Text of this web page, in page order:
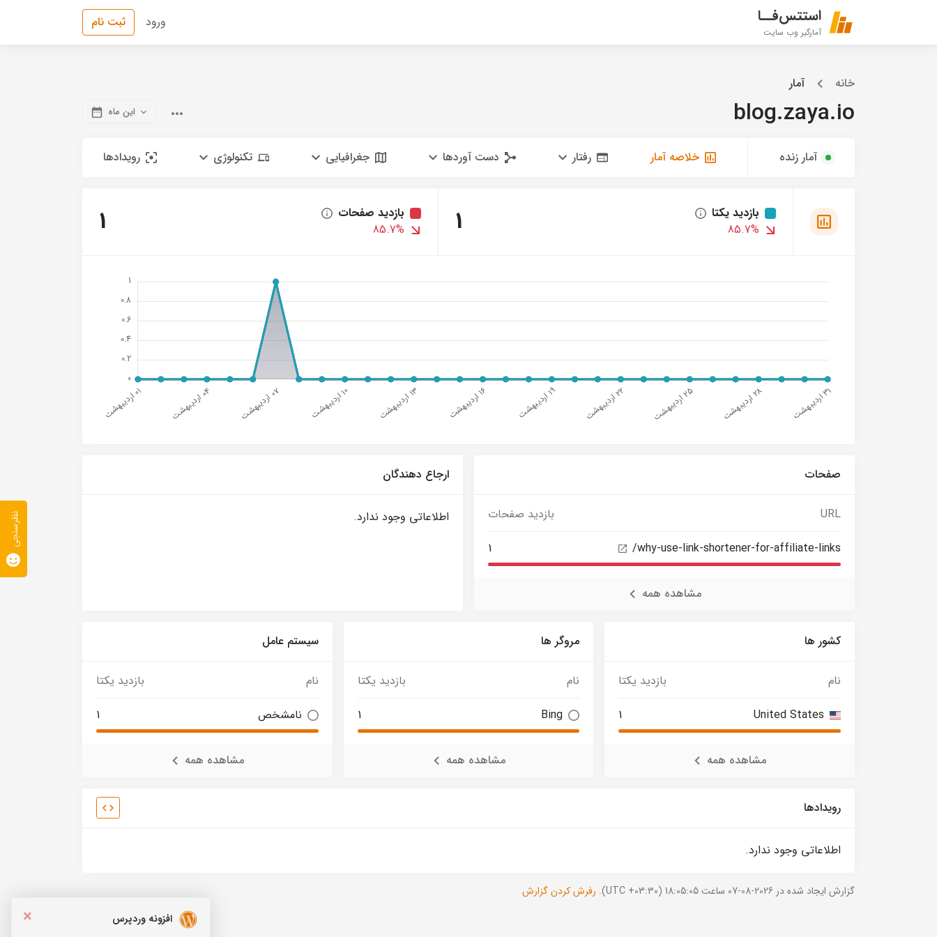
استتس‌فــا
آمارگیر وب سایت
ورود ثبت نام
خانه آمار
blog.zaya.io این ماه
آمار زنده خلاصه آمار رفتار دست آوردها جغرافیایی تکنولوژی رویدادها
بازدید یکتا
85.7%
1
بازدید صفحات
85.7%
1
صفحات
URL
بازدید صفحات
/why-use-link-shortener-for-affiliate-links
1
مشاهده همه
ارجاع دهندگان
اطلاعاتی وجود ندارد.
کشور ها
نام
بازدید یکتا
United States
1
مشاهده همه
مروگر ها
نام
بازدید یکتا
Bing
1
مشاهده همه
سیستم عامل
نام
بازدید یکتا
نامشخص
1
مشاهده همه
رویدادها
اطلاعاتی وجود ندارد.
گزارش ایجاد شده در 2026-08-07 ساعت 18:05:05 (UTC +03:30). رفرش کردن گزارش
× افزونه وردپرس
نظرسنجی